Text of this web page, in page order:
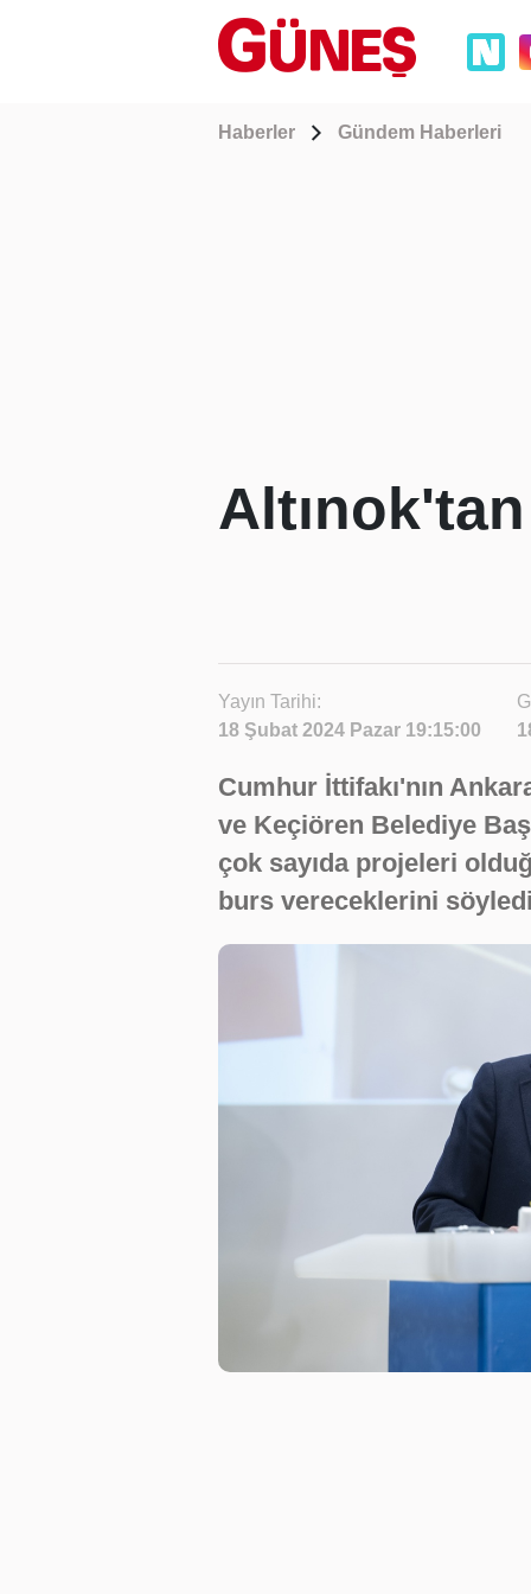
Haberler Gündem Haberleri
Yayın Tarihi:
18 Şubat 2024 Pazar 19:15:00
Cumhur İttifakı'nın
ve Keçiören Belediye
çok sayıda projeleri
burs vereceklerini